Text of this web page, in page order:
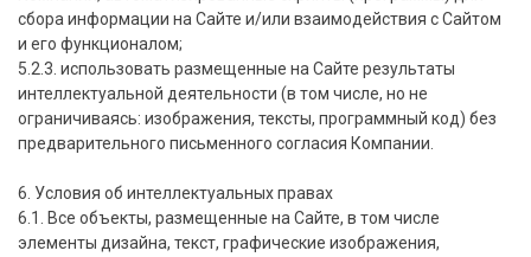
сбора информации на Сайте и/или взаимодействия с Сайтом
и его функционалом;
5.2.3. использовать размещенные на Сайте результаты
интеллектуальной деятельности (в том числе, но не
ограничиваясь: изображения, тексты, программный код) без
предварительного письменного согласия Компании.
6. Условия об интеллектуальных правах
6.1. Все объекты, размещенные на Сайте, в том числе
элементы дизайна, текст, графические изображения,